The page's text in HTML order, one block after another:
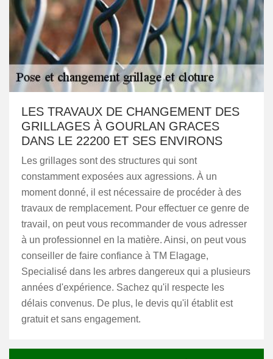
LES TRAVAUX DE CHANGEMENT DES
GRILLAGES À GOURLAN GRACES
DANS LE 22200 ET SES ENVIRONS
Les grillages sont des structures qui sont
constamment exposées aux agressions. À un
moment donné, il est nécessaire de procéder à des
travaux de remplacement. Pour effectuer ce genre de
travail, on peut vous recommander de vous adresser
à un professionnel en la matière. Ainsi, on peut vous
conseiller de faire confiance à TM Elagage,
Specialisé dans les arbres dangereux qui a plusieurs
années d'expérience. Sachez qu'il respecte les
délais convenus. De plus, le devis qu'il établit est
gratuit et sans engagement.